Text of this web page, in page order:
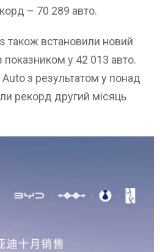
– 70 289 авто.
також встановили новий
у 42 013 авто.
з результатом у понад
рекорд другий місяць